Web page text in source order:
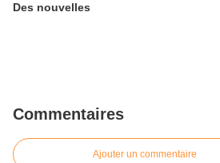
Des nouvelles
Commentaires
Ajouter un commentaire